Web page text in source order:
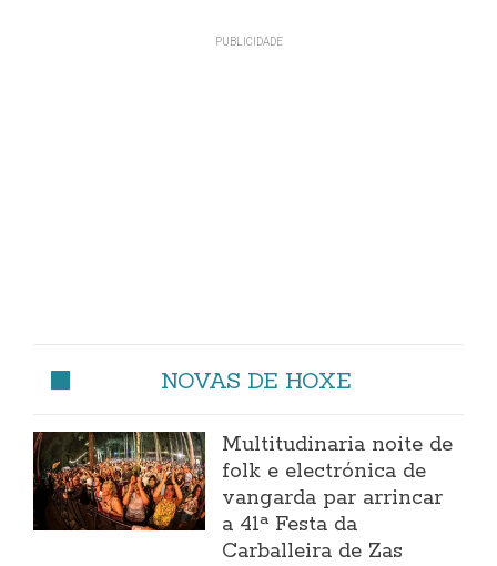
NOVAS DE HOXE
Multitudinaria noite de
folk e electrónica de
vangarda par arrincar
a 41ª Festa da
Carballeira de Zas